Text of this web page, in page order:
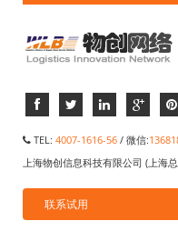
TEL: 4007-1616-56 / 微信:
上海物创信息科技有限公司 (上海